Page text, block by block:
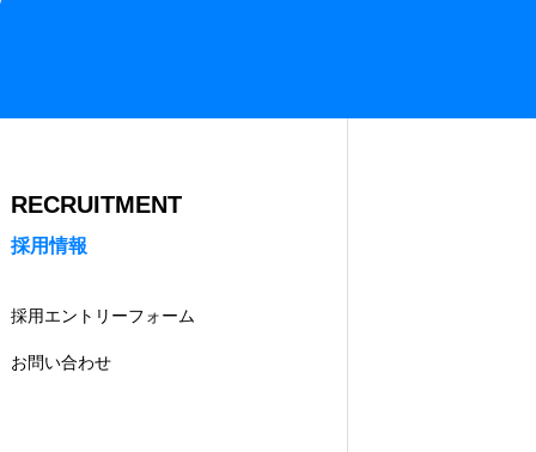
RECRUITMENT
採用情報
採用エントリーフォーム
お問い合わせ